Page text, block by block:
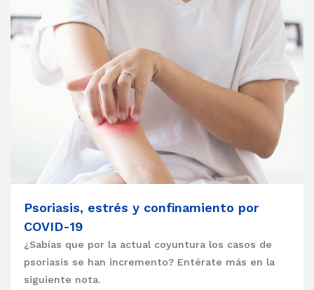
Psoriasis, estrés y confinamiento por
COVID-19
¿Sabías que por la actual coyuntura los casos de
psoriasis se han incremento? Entérate más en la
siguiente nota.